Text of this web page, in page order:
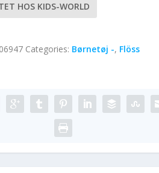
HOS KIDS-WORLD
Categories: Børnetøj -, Flöss